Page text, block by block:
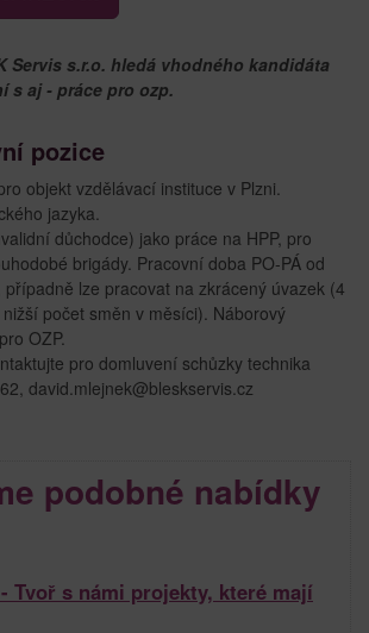
Servis s.r.o. hledá vhodného kandidáta
s aj - práce pro ozp.
pozice
objekt vzdělávací instituce v Plzni.
jazyka.
důchodce) jako práce na HPP, pro
brigády. Pracovní doba PO-PÁ od
lze pracovat na zkrácený úvazek (4
počet směn v měsíci). Náborový
OZP.
pro domluvení schůzky technika
david.mlejnek@bleskservis.cz
podobné nabídky
Tvoř s námi projekty, které mají